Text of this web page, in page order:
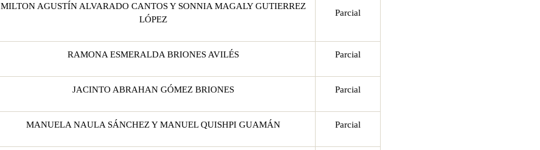
MILTON AGUSTÍN ALVARADO CANTOS Y SONNIA MAGALY GUTIERREZ
LÓPEZ
Parcial
RAMONA ESMERALDA BRIONES AVILÉS Parcial
JACINTO ABRAHAN GÓMEZ BRIONES Parcial
MANUELA NAULA SÁNCHEZ Y MANUEL QUISHPI GUAMÁN Parcial